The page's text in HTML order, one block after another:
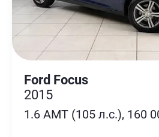
Ford Focus
2015
1.6 AMT (105 л.с.), 160